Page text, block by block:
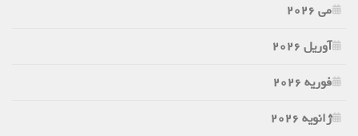
می 2026
آوریل 2026
فوریه 2026
ژانویه 2026